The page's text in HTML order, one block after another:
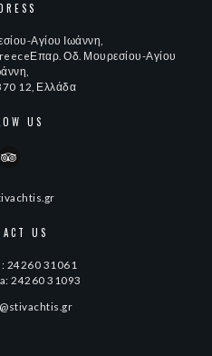
Αγίου Ιωάννη,
Οδ. Μουρεσίου-Αγίου
12, Ελλάδα
US
US
24260 31061
24260 31093